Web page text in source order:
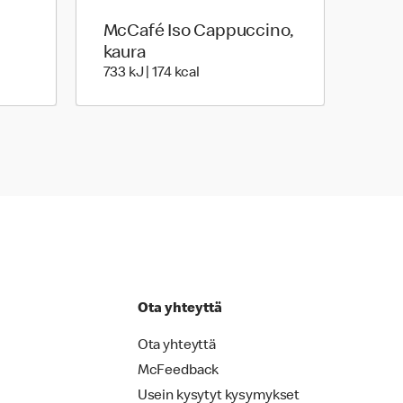
McCafé Iso Cappuccino,
kaura
733 kJ | 174 kcal
Ota yhteyttä
Ota yhteyttä
McFeedback
Usein kysytyt kysymykset